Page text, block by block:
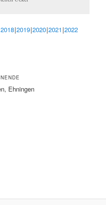
2018 2019 2020 2021 2022
Ehningen